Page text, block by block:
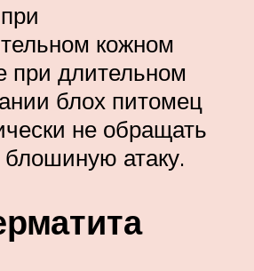
кожном
при длительном
блох питомец
не обращать
атаку.